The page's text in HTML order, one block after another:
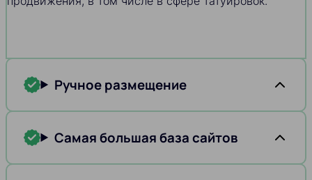
Ручное размещение
Самая большая база сайтов